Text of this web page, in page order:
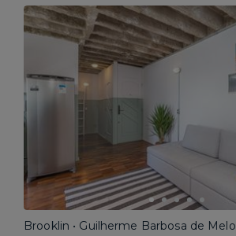
Brooklin • Guilherme Barbosa de Melo